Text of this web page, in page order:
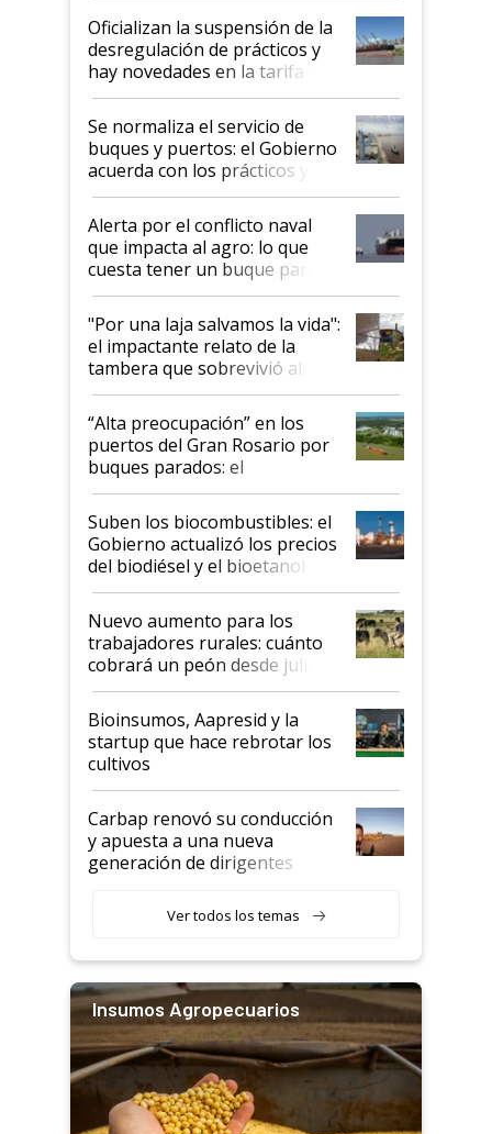
Oficializan la suspensión de la
desregulación de prácticos y
hay novedades en la tarifa de
la hidrovía
Se normaliza el servicio de
buques y puertos: el Gobierno
acuerda con los prácticos y
suspende el decreto de
desregulación
Alerta por el conflicto naval
que impacta al agro: lo que
cuesta tener un buque parado
y el peligro de que Argentina
pase a ser "país sucio"
"Por una laja salvamos la vida":
el impactante relato de la
tambera que sobrevivió al
tornado
“Alta preocupación” en los
puertos del Gran Rosario por
buques parados: el
funcionamiento de las
exportadoras en tensión tras
la medida de fuerza de los
prácticos
Suben los biocombustibles: el
Gobierno actualizó los precios
del biodiésel y el bioetanol
Nuevo aumento para los
trabajadores rurales: cuánto
cobrará un peón desde julio
Bioinsumos, Aapresid y la
startup que hace rebrotar los
cultivos
Carbap renovó su conducción
y apuesta a una nueva
generación de dirigentes
Ver todos los temas
Insumos Agropecuarios